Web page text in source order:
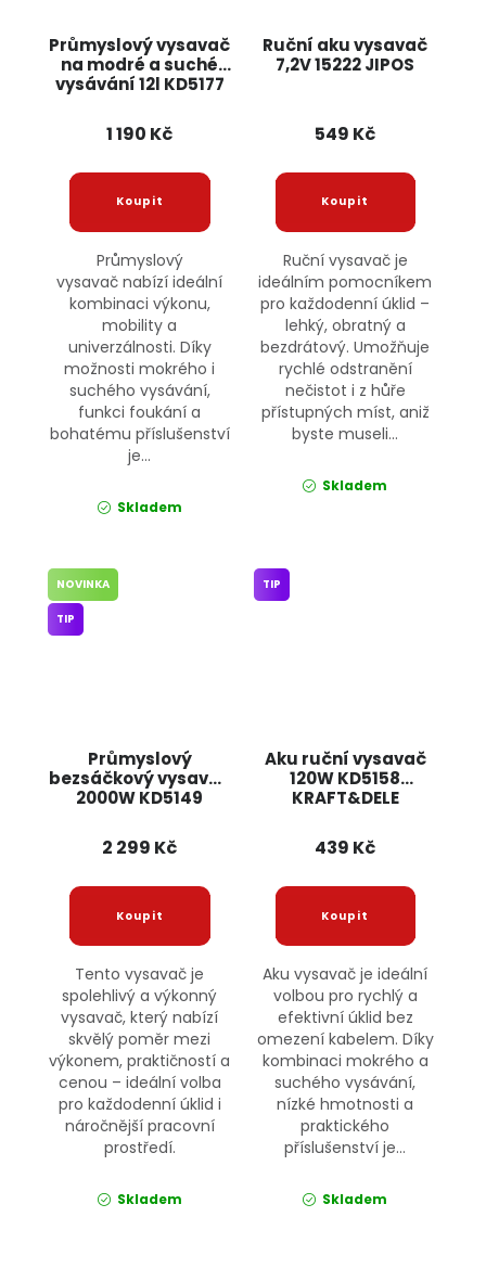
Průmyslový vysavač
na modré a suché
vysávání 12l KD5177
1 190 Kč
Průmyslový
vysavač nabízí ideální
kombinaci výkonu,
mobility a
univerzálnosti. Díky
možnosti mokrého i
suchého vysávání,
funkci foukání a
bohatému příslušenství
je...
Skladem
Ruční aku vysavač
7,2V 15222 JIPOS
549 Kč
Ruční vysavač je
ideálním pomocníkem
pro každodenní úklid –
lehký, obratný a
bezdrátový. Umožňuje
rychlé odstranění
nečistot i z hůře
přístupných míst, aniž
byste museli...
Skladem
Průmyslový
bezsáčkový vysavač
2000W KD5149
NOVINKA
TIP
2 299 Kč
Tento vysavač je
spolehlivý a výkonný
vysavač, který nabízí
skvělý poměr mezi
výkonem, praktičností a
cenou – ideální volba
pro každodenní úklid i
náročnější pracovní
prostředí.
Skladem
Aku ruční vysavač
120W KD5158
KRAFT&DELE
TIP
439 Kč
Aku vysavač je ideální
volbou pro rychlý a
efektivní úklid bez
omezení kabelem. Díky
kombinaci mokrého a
suchého vysávání,
nízké hmotnosti a
praktického
příslušenství je...
Skladem